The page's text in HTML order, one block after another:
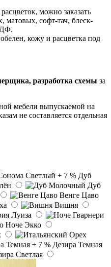
можно заказать
матовых, софт-тач, блеск-
кожу и расцветка под
разработка схемы за
мебели выпускаемой на
не составляется отдельная
Дуб
Дуб
Венге Цаво
Вишня
Луиза
Ноче Экко
Дезира Темная
Светлая